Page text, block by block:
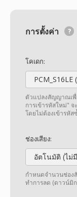
การตั้งค่า
โคเดก:
ตัวแปลงสัญญาณเพื่
การเข้ารหัสใหม่"
โดยไม่ต้องเข้ารหัส
ช่องเสียง:
อัตโนมัติ (ไม่
กำหนดจำนวนช่อง
ทำการลด (ดาวน์มิ